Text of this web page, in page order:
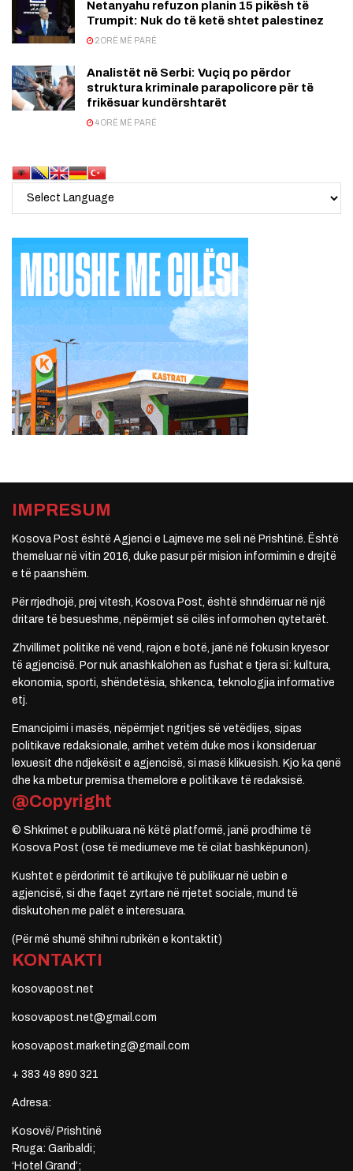
Netanyahu refuzon planin 15 pikësh të
Trumpit: Nuk do të ketë shtet palestinez
2 ORË MË PARË
Analistët në Serbi: Vuçiq po përdor
struktura kriminale parapolicore për të
frikësuar kundërshtarët
4 ORË MË PARË
IMPRESUM
Kosova Post është Agjenci e Lajmeve me seli në Prishtinë. Është
themeluar në vitin 2016, duke pasur për mision informimin e drejtë
e të paanshëm.
Për rrjedhojë, prej vitesh, Kosova Post, është shndërruar në një
dritare të besueshme, nëpërmjet së cilës informohen qytetarët.
Zhvillimet politike në vend, rajon e botë, janë në fokusin kryesor
të agjencisë. Por nuk anashkalohen as fushat e tjera si: kultura,
ekonomia, sporti, shëndetësia, shkenca, teknologjia informative
etj.
Emancipimi i masës, nëpërmjet ngritjes së vetëdijes, sipas
politikave redaksionale, arrihet vetëm duke mos i konsideruar
lexuesit dhe ndjekësit e agjencisë, si masë klikuesish. Kjo ka qenë
dhe ka mbetur premisa themelore e politikave të redaksisë.
@Copyright
© Shkrimet e publikuara në këtë platformë, janë prodhime të
Kosova Post (ose të mediumeve me të cilat bashkëpunon).
Kushtet e përdorimit të artikujve të publikuar në uebin e
agjencisë, si dhe faqet zyrtare në rrjetet sociale, mund të
diskutohen me palët e interesuara.
(Për më shumë shihni rubrikën e kontaktit)
KONTAKTI
kosovapost.net
kosovapost.net@gmail.com
kosovapost.marketing@gmail.com
+ 383 49 890 321
Adresa:
Kosovë/ Prishtinë
Rruga: Garibaldi;
‘Hotel Grand’;